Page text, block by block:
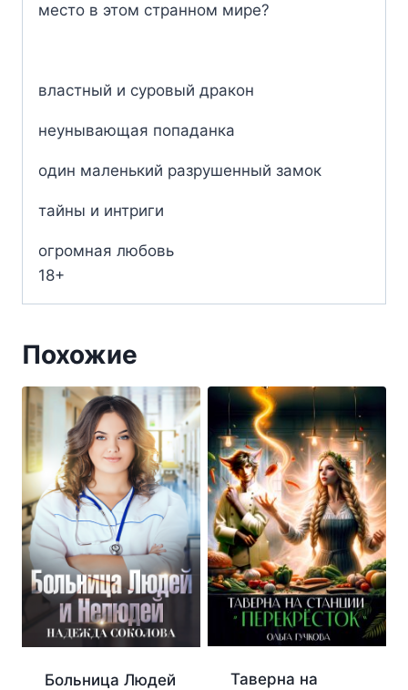
место в этом странном мире?
властный и суровый дракон
неунывающая попаданка
один маленький разрушенный замок
тайны и интриги
огромная любовь
18+
Похожие
Больница Людей
Таверна на